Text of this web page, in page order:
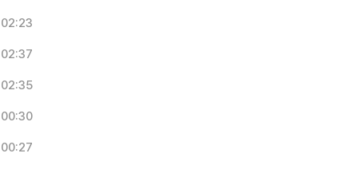
02:23
02:37
02:35
00:30
00:27